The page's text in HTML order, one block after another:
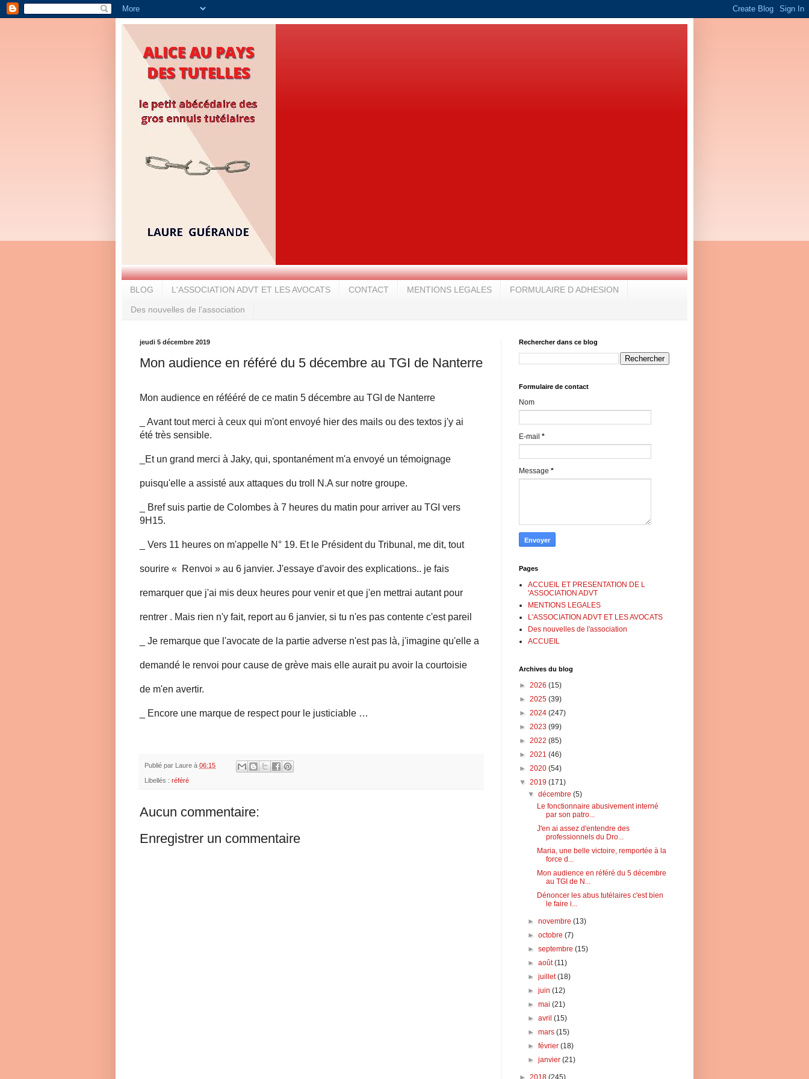
BLOG L'ASSOCIATION ADVT ET LES AVOCATS CONTACT MENTIONS LEGALES FORMULAIRE D ADHESION
Des nouvelles de l'association
jeudi 5 décembre 2019
Mon audience en référé du 5 décembre au TGI de Nanterre
Mon audience en réfééré de ce matin 5 décembre au TGI de Nanterre
_ Avant tout merci à ceux qui m'ont envoyé hier des mails ou des textos j'y ai
été très sensible.
_Et un grand merci à Jaky, qui, spontanément m'a envoyé un témoignage
puisqu'elle a assisté aux attaques du troll N.A sur notre groupe.
_ Bref suis partie de Colombes à 7 heures du matin pour arriver au TGI vers
9H15.
_ Vers 11 heures on m'appelle N° 19. Et le Président du Tribunal, me dit, tout
sourire « Renvoi » au 6 janvier. J'essaye d'avoir des explications.. je fais
remarquer que j'ai mis deux heures pour venir et que j'en mettrai autant pour
rentrer . Mais rien n'y fait, report au 6 janvier, si tu n'es pas contente c'est pareil
_ Je remarque que l'avocate de la partie adverse n'est pas là, j'imagine qu'elle a
demandé le renvoi pour cause de grève mais elle aurait pu avoir la courtoisie
de m'en avertir.
_ Encore une marque de respect pour le justiciable …
Publié par Laure à 06:15
Libellés : référé
Aucun commentaire:
Enregistrer un commentaire
Rechercher dans ce blog
Formulaire de contact
Nom
E-mail *
Message *
Pages
ACCUEIL ET PRESENTATION DE L
'ASSOCIATION ADVT
MENTIONS LEGALES
L'ASSOCIATION ADVT ET LES AVOCATS
Des nouvelles de l'association
ACCUEIL
Archives du blog
► 2026 (15)
► 2025 (39)
► 2024 (247)
► 2023 (99)
► 2022 (85)
► 2021 (46)
► 2020 (54)
▼ 2019 (171)
▼décembre(5)
Le fonctionnaire abusivement interné
par son patro...
J'en ai assez d'entendre des
professionnels du Dro...
Maria, une belle victoire, remportée à la
force d...
Mon audience en référé du 5 décembre
au TGI de N...
Dénoncer les abus tutélaires c'est bien
le faire i...
►novembre(13)
►octobre(7)
►septembre(15)
►août(11)
►juillet(18)
►juin(12)
►mai(21)
►avril(15)
►mars(15)
►février(18)
►janvier(21)
► 2018 (245)